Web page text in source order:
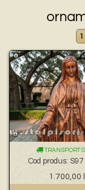
1
TRANSPORT
Cod produs:
1.700,00